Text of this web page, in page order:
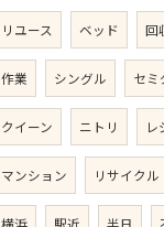
リユース ベッド 回
作業 シングル セミ
クイーン ニトリ レ
マンション リサイクル